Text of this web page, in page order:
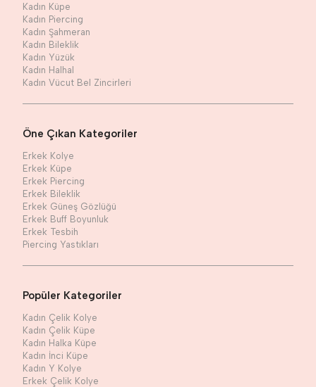
Kadın Küpe
Kadın Piercing
Kadın Şahmeran
Kadın Bileklik
Kadın Yüzük
Kadın Halhal
Kadın Vücut Bel Zincirleri
Öne Çıkan Kategoriler
Erkek Kolye
Erkek Küpe
Erkek Piercing
Erkek Bileklik
Erkek Güneş Gözlüğü
Erkek Buff Boyunluk
Erkek Tesbih
Piercing Yastıkları
Popüler Kategoriler
Kadın Çelik Kolye
Kadın Çelik Küpe
Kadın Halka Küpe
Kadın İnci Küpe
Kadın Y Kolye
Erkek Çelik Kolye